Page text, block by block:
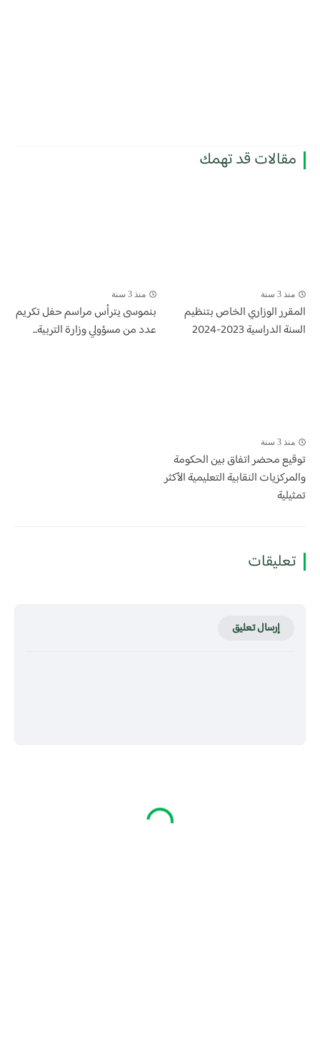
مقالات قد تهمك
منذ 3 سنة
المقرر الوزاري الخاص بتنظيم
السنة الدراسية 2023-2024
منذ 3 سنة
بنموسى يترأس مراسم حفل تكريم
عدد من مسؤولي وزارة التربية...
منذ 3 سنة
توقيع محضر اتفاق بين الحكومة
والمركزيات النقابية التعليمية الأكثر
تمثيلية
تعليقات
إرسال تعليق